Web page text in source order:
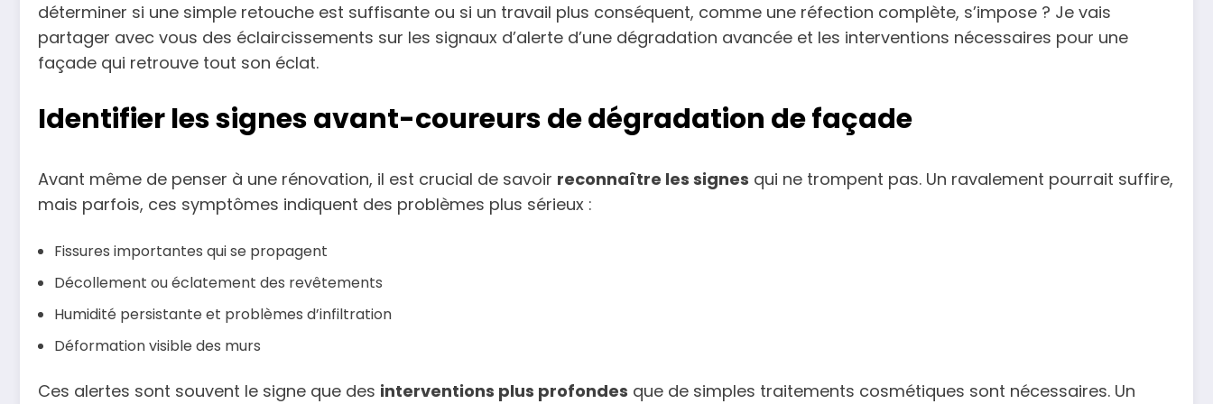
déterminer si une simple retouche est suffisante ou si un travail plus conséquent, comme une réfection complète, s’impose ? Je vais
partager avec vous des éclaircissements sur les signaux d’alerte d’une dégradation avancée et les interventions nécessaires pour une
façade qui retrouve tout son éclat.
Identifier les signes avant-coureurs de dégradation de façade
Avant même de penser à une rénovation, il est crucial de savoir reconnaître les signes qui ne trompent pas. Un ravalement pourrait suffire,
mais parfois, ces symptômes indiquent des problèmes plus sérieux :
Fissures importantes qui se propagent
Décollement ou éclatement des revêtements
Humidité persistante et problèmes d’infiltration
Déformation visible des murs
Ces alertes sont souvent le signe que des interventions plus profondes que de simples traitements cosmétiques sont nécessaires. Un